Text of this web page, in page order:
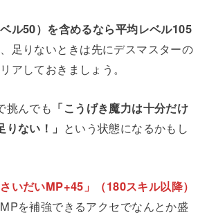
ル50）を含めるなら平均レベル105
足りないときは先にデスマスターの
アしておきましょう。
挑んでも 「こうげき魔力は十分だけ
ない！」 という状態になるかもし
いだいMP+45」（180スキル以降）
を補強できるアクセでなんとか盛